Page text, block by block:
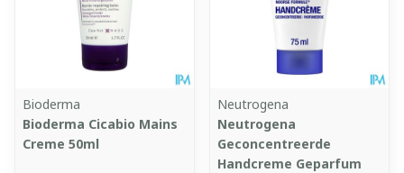
Bioderma
Bioderma Cicabio Mains
Creme 50ml
Neutrogena
Neutrogena
Geconcentreerde
Handcreme Geparfum